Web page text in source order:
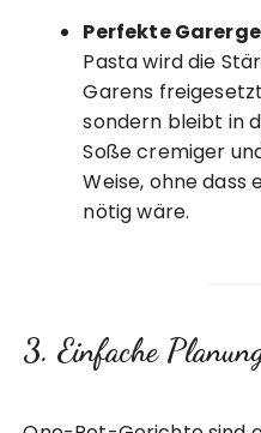
Perfekte
Pasta wird die
Garens
sondern bleibt in
Soße cremiger
Weise, ohne dass
nötig wäre.
3. Einfache